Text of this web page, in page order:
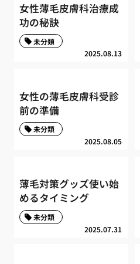
女性薄毛皮膚科治療成
功の秘訣
2025.08.13
未分類
女性の薄毛皮膚科受診
前の準備
2025.08.05
未分類
薄毛対策グッズ使い始
めるタイミング
2025.07.31
未分類